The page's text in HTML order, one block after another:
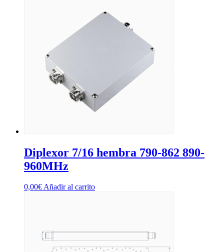
Diplexor 7/16 hembra 790-862 890-
960MHz
0,00€Añadir al carrito